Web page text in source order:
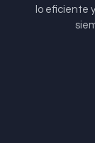
lo eficiente